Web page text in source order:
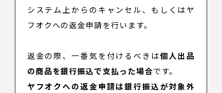
システム上からのキャンセル、もしくはヤ
フオクへの返金申請を行います。
返金の際、一番気を付けるべきは個人出品
の商品を銀行振込で支払った場合です。
ヤフオクへの返金申請は銀行振込が対象外